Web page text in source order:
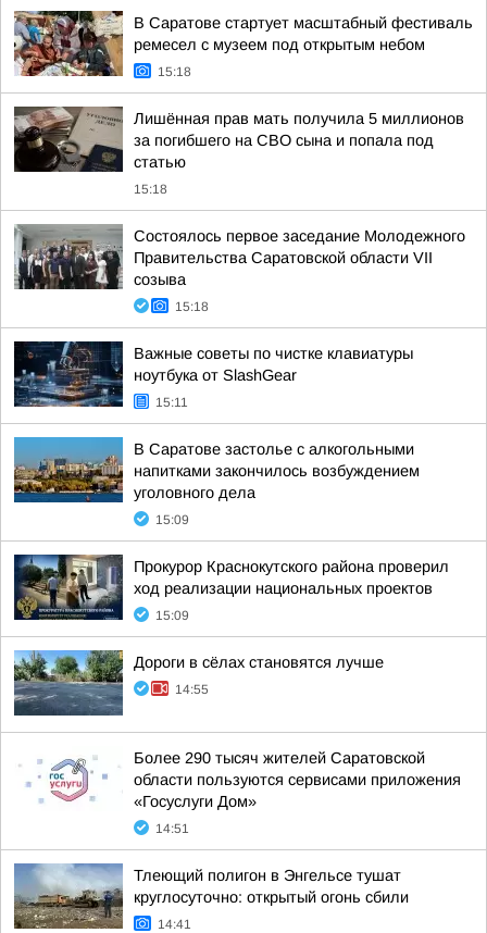
В Саратове стартует масштабный фестиваль
ремесел с музеем под открытым небом
15:18
Лишённая прав мать получила 5 миллионов
за погибшего на СВО сына и попала под
статью
15:18
Состоялось первое заседание Молодежного
Правительства Саратовской области VII
созыва
15:18
Важные советы по чистке клавиатуры
ноутбука от SlashGear
15:11
В Саратове застолье с алкогольными
напитками закончилось возбуждением
уголовного дела
15:09
Прокурор Краснокутского района проверил
ход реализации национальных проектов
15:09
Дороги в сёлах становятся лучше
14:55
Более 290 тысяч жителей Саратовской
области пользуются сервисами приложения
«Госуслуги Дом»
14:51
Тлеющий полигон в Энгельсе тушат
круглосуточно: открытый огонь сбили
14:41